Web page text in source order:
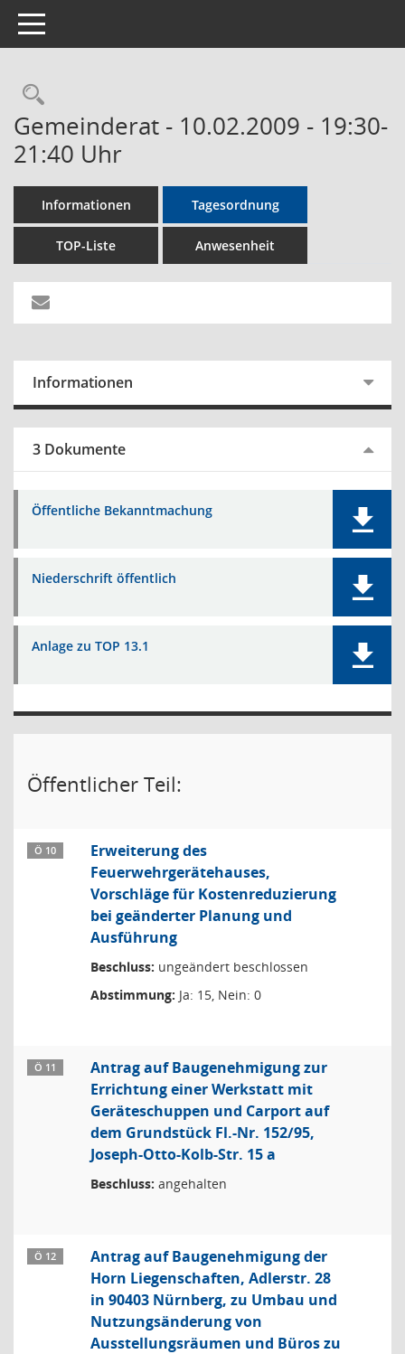
Toggle navigation
Rechercheauswahl
Gemeinderat - 10.02.2009 - 19:30-
21:40 Uhr
Informationen Tagesordnung
TOP-Liste Anwesenheit
Informationen
3 Dokumente
Öffentliche Bekanntmachung
Niederschrift öffentlich
Anlage zu TOP 13.1
Öffentlicher Teil:
Ö 10
Erweiterung des
Feuerwehrgerätehauses,
Vorschläge für Kostenreduzierung
bei geänderter Planung und
Ausführung
Beschluss: ungeändert beschlossen
Abstimmung: Ja: 15, Nein: 0
Ö 11
Antrag auf Baugenehmigung zur
Errichtung einer Werkstatt mit
Geräteschuppen und Carport auf
dem Grundstück Fl.-Nr. 152/95,
Joseph-Otto-Kolb-Str. 15 a
Beschluss: angehalten
Ö 12
Antrag auf Baugenehmigung der
Horn Liegenschaften, Adlerstr. 28
in 90403 Nürnberg, zu Umbau und
Nutzungsänderung von
Ausstellungsräumen und Büros zu